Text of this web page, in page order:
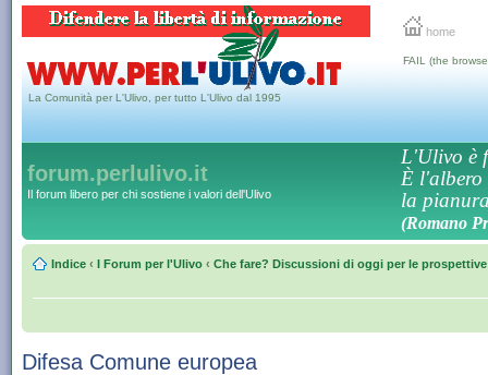
home
La Comunità per L'Ulivo, per tutto L'Ulivo dal 1995
FAIL (the
forum.perlulivo.it
Il forum libero per chi sostiene i valori dell'Ulivo
L'Ulivo è
È l'albero
la
(Romano
Indice ‹ I Forum per l'Ulivo ‹ Che fare? Discussioni di oggi per le
Difesa Comune europea